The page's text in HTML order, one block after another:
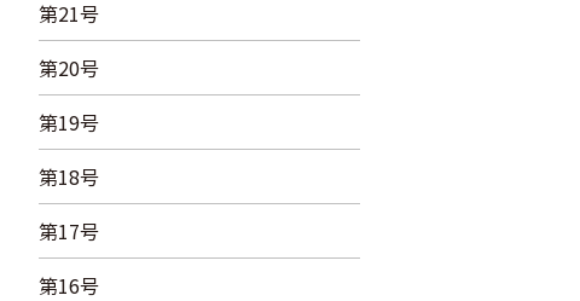
第21号
第20号
第19号
第18号
第17号
第16号